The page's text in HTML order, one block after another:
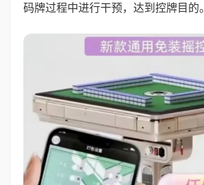
码牌过程中进行干预，达到控牌目的。